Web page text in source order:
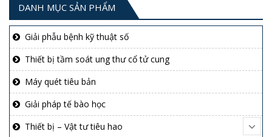
DANH MỤC SẢN PHẨM
Giải phẫu bệnh kỹ thuật số
Thiết bị tầm soát ung thư cổ tử cung
Máy quét tiêu bản
Giải pháp tế bào học
Thiết bị – Vật tư tiêu hao